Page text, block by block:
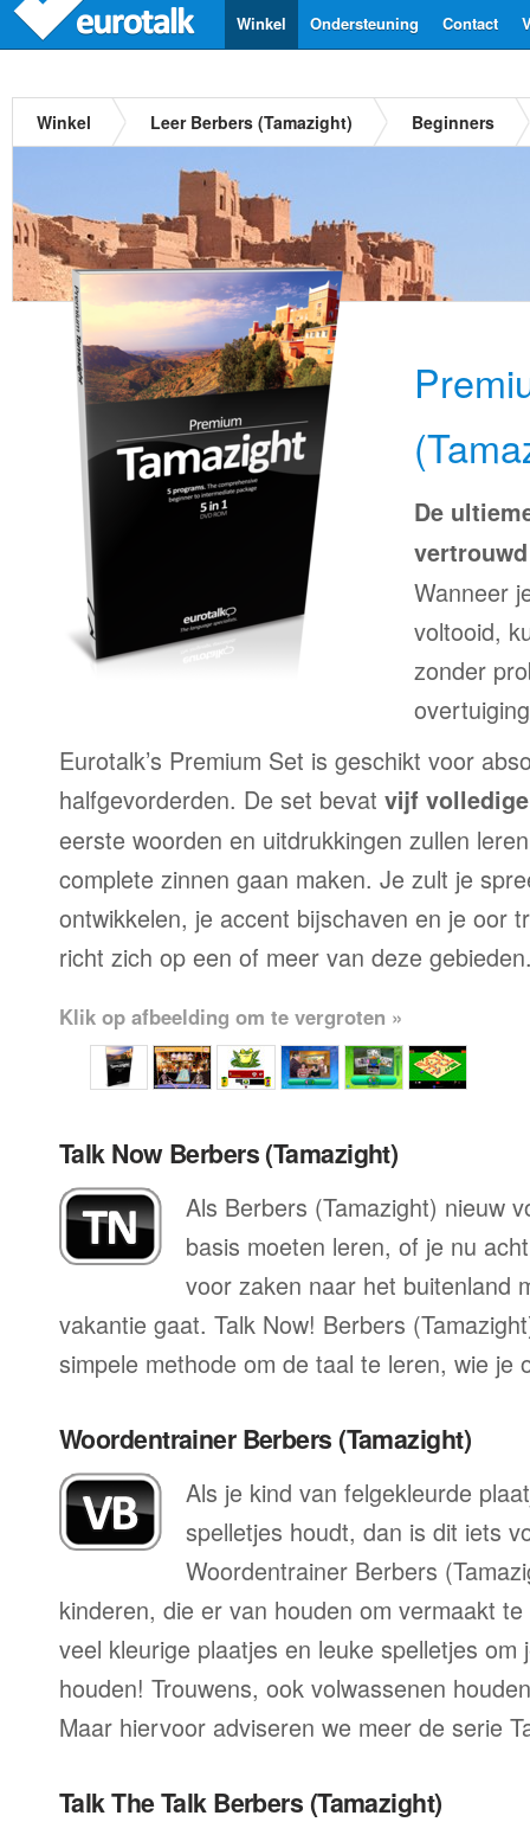
Contact
Ondersteuning
Winkel
Winkel Leer Berbers (Tamazight) Beginners
De
Wanneer
voltooid,
zonder
Eurotalk’s Premium Set is geschikt voor
halfgevorderden. De set bevat vijf
eerste woorden en uitdrukkingen zullen
complete zinnen gaan maken. Je zult je
ontwikkelen, je accent bijschaven en je oor
richt zich op een of meer van deze
Klik op afbeelding om te vergroten »
Talk Now Berbers (Tamazight)
Als Berbers (Tamazight) nieuw
basis moeten leren, of je nu
voor zaken naar het buitenland
vakantie gaat. Talk Now! Berbers
simpele methode om de taal te leren, wie je
Woordentrainer Berbers (Tamazight)
Als je kind van felgekleurde
spelletjes houdt, dan is dit iets
Woordentrainer Berbers
kinderen, die er van houden om vermaakt
veel kleurige plaatjes en leuke spelletjes
houden! Trouwens, ook volwassenen
Maar hiervoor adviseren we meer de serie
Talk The Talk Berbers (Tamazight)